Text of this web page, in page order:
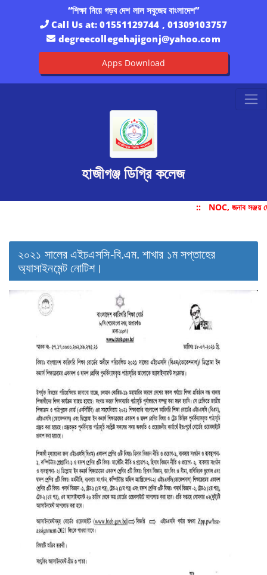
“শিক্ষা নিয়ে গড়ব দেশ লাল সবুজের বাংলাদেশ”
Call Us at:01551129744 , 01309103757
degreecollegehajigonj@yahoo.com
Apps Download
হাজীগঞ্জ ডিগ্রি কলেজ
:: NOC, জনাব সঞ্জয়
২০২১ সালের এইচএসসি-বি.এম. শাখার ১ম সপ্তাহের
অ্যাসাইনমেন্ট নোটিশ।